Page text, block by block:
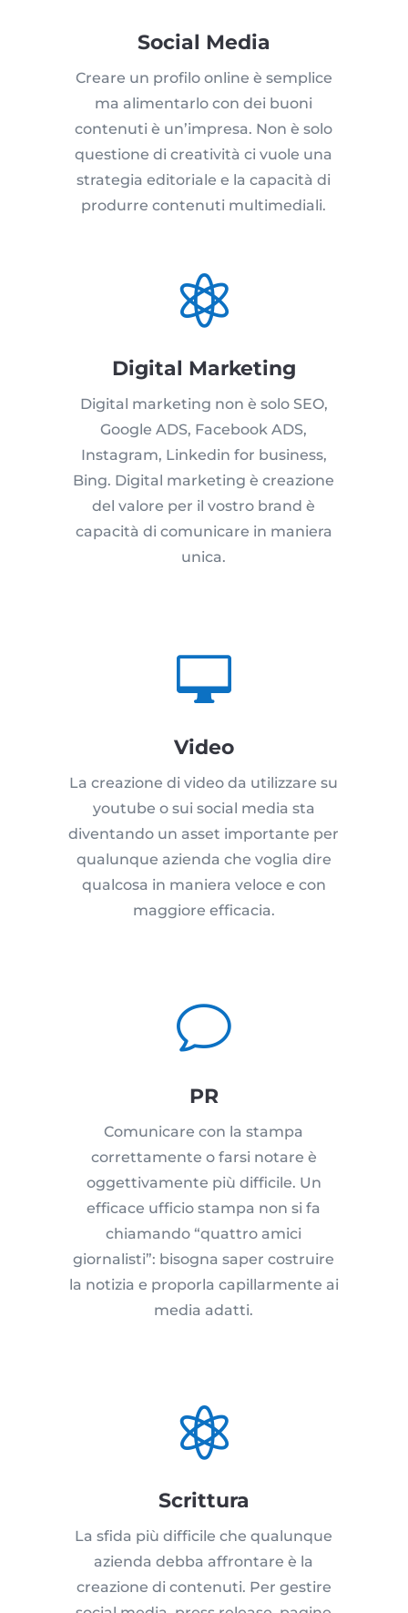
Social Media
Creare un profilo online è semplice
ma alimentarlo con dei buoni
contenuti è un’impresa. Non è solo
questione di creatività ci vuole una
strategia editoriale e la capacità di
produrre contenuti multimediali.

Digital Marketing
Digital marketing non è solo SEO,
Google ADS, Facebook ADS,
Instagram, Linkedin for business,
Bing. Digital marketing è creazione
del valore per il vostro brand è
capacità di comunicare in maniera
unica.

Video
La creazione di video da utilizzare su
youtube o sui social media sta
diventando un asset importante per
qualunque azienda che voglia dire
qualcosa in maniera veloce e con
maggiore efficacia.
v
PR
Comunicare con la stampa
correttamente o farsi notare è
oggettivamente più difficile. Un
efficace ufficio stampa non si fa
chiamando “quattro amici
giornalisti”: bisogna saper costruire
la notizia e proporla capillarmente ai
media adatti.

Scrittura
La sfida più difficile che qualunque
azienda debba affrontare è la
creazione di contenuti. Per gestire